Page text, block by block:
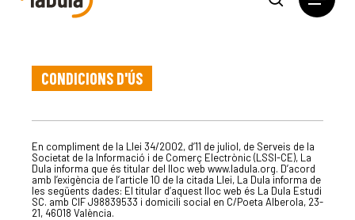
CONDICIONS D'ÚS
En compliment de la Llei 34/2002, d’11 de juliol, de Serveis de la
Societat de la Informació i de Comerç Electrònic (LSSI-CE), La
Dula informa que és titular del lloc web www.ladula.org. D’acord
amb l’exigència de l’article 10 de la citada Llei, La Dula informa de
les següents dades: El titular d’aquest lloc web és La Dula Estudi
SC. amb CIF J98839533 i domicili social en C/Poeta Alberola, 23-
21, 46018 València.